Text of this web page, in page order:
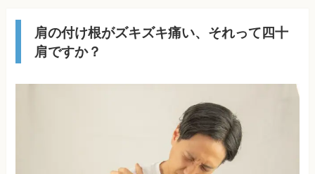
肩の付け根がズキズキ痛い、それって四十
肩ですか？